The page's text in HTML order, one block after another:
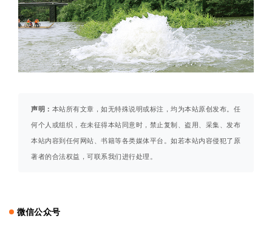
声明： 本站所有文章，如无特殊说明或标注，均为本站原创发布。任
何个人或组织，在未征得本站同意时，禁止复制、盗用、采集、发布
本站内容到任何网站、书籍等各类媒体平台。如若本站内容侵犯了原
著者的合法权益，可联系我们进行处理。
微信公众号